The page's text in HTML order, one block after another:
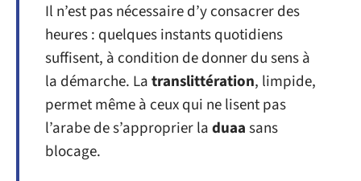
Il n’est pas nécessaire d’y consacrer des
heures : quelques instants quotidiens
suffisent, à condition de donner du sens à
la démarche. Latranslittération, limpide,
permet même à ceux qui ne lisent pas
l’arabe de s’approprier laduaasans
blocage.